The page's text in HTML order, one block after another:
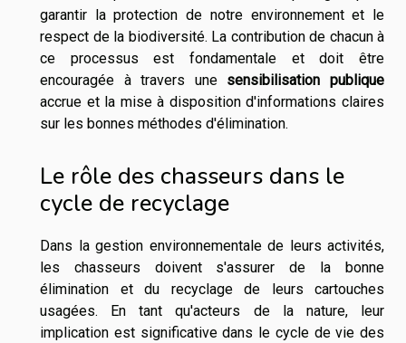
garantir la protection de notre environnement et le
respect de la biodiversité. La contribution de chacun à
ce processus est fondamentale et doit être
encouragée à travers une sensibilisation publique
accrue et la mise à disposition d'informations claires
sur les bonnes méthodes d'élimination.
Le rôle des chasseurs dans le
cycle de recyclage
Dans la gestion environnementale de leurs activités,
les chasseurs doivent s'assurer de la bonne
élimination et du recyclage de leurs cartouches
usagées. En tant qu'acteurs de la nature, leur
implication est significative dans le cycle de vie des